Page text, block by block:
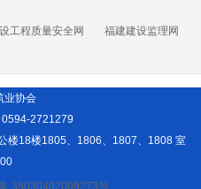
工程质量安全网 福建建设监理网
业协会
2721279
楼18楼1805、1806、1807、1808 室
35030402009273号